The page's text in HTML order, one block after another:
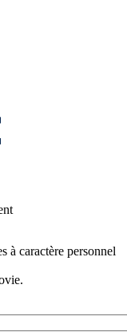
à caractère personnel